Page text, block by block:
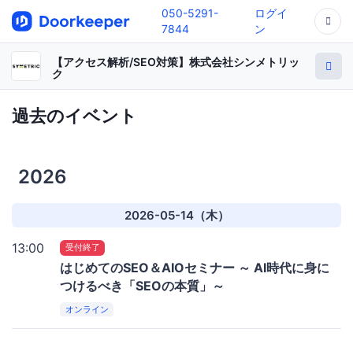
050-5291-
7844
ログイ
ン
【アクセス解析/SEO対策】株式会社シンメトリッ
ク
過去のイベント
2026
2026-05-14（木）
13:00 受付終了
はじめてのSEO＆AIOセミナー ～ AI時代に身に
つけるべき「SEOの本質」～
オンライン